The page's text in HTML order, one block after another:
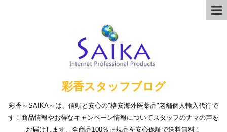
彩香スタッフブログ
彩香～SAIKA～は、信頼と安心の"格安海外医薬品"老舗個人輸入代行で
す！商品情報やお得なキャンペーン情報についてスタッフのナマの声を
お届けします。全商品100％正規品を安心保証で送料無料！